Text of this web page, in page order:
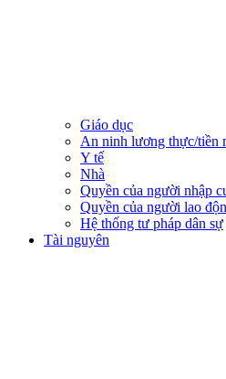
Giáo dục
An ninh lương thực/tiền
Y tế
Nhà
Quyền của người nhập
Quyền của người lao
Hệ thống tư pháp dân sự
Tài nguyên